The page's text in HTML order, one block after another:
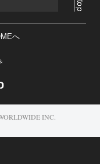
へ
INC.